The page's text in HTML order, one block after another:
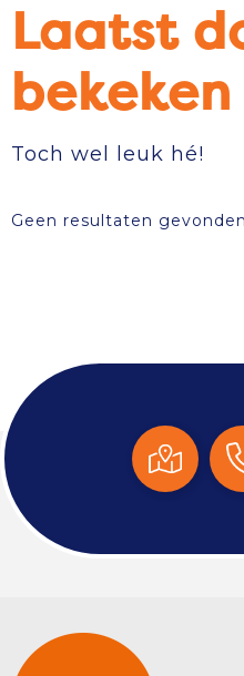
Laatst
bekeken
Toch wel leuk hé!
Geen resultaten